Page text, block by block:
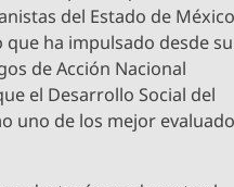
del Estado de
ha impulsado desde su
de Acción Nacional
el Desarrollo Social del
uno de los mejor